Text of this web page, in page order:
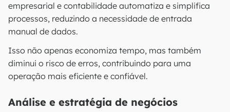
empresarial e contabilidade automatiza e simplifica
processos, reduzindo a necessidade de entrada
manual de dados.
Isso não apenas economiza tempo, mas também
diminui o risco de erros, contribuindo para uma
operação mais eficiente e confiável.
Análise e estratégia de negócios